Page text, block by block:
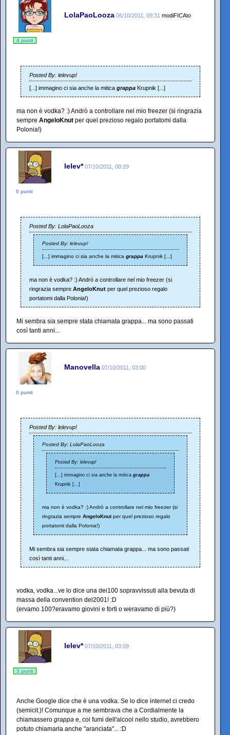
LolaPaoLooza 06/10/2011, 09:31 modiFICAto
4 punti
Posted By: lelevup!
[...] immagino ci sia anche la mitica grappa Krupnik [...]
ma non è vodka? :) Andrò a controllare nel mio freezer (si ringrazia
sempre AngeloKnut per quel prezioso regalo portatomi dalla
Polonia!)
lelev* 07/10/2011, 00:29
0 punti
Posted By: LolaPaoLooza
Posted By: lelevup!
[...] immagino ci sia anche la mitica grappa Krupnik [...]
ma non è vodka? :) Andrò a controllare nel mio freezer (si
ringrazia sempre AngeloKnut per quel prezioso regalo
portatomi dalla Polonia!)
Mi sembra sia sempre stata chiamata grappa... ma sono passati
così tanti anni...
Manovella 07/10/2011, 03:00
0 punti
Posted By: lelevup!
Posted By: LolaPaoLooza
Posted By: lelevup!
[...] immagino ci sia anche la mitica grappa
Krupnik [...]
ma non è vodka? :) Andrò a controllare nel mio freezer (si
ringrazia sempre AngeloKnutper quel prezioso regalo
portatomi dalla Polonia!)
Mi sembra sia sempre stata chiamata grappa... ma sono passati
così tanti anni...
vodka, vodka...ve lo dice una dei100 sopravvissuti alla bevuta di
massa della convention del2001! :D
(ervamo 100?eravamo giovini e forti o weravamo di più?)
lelev* 07/10/2011, 03:09
3 punti
Anche Google dice che è una vodka. Se lo dice internet ci credo
(semicit.)! Comunque a me sembrava che a Cordialmente la
chiamassero grappa e, coi fumi dell'alcool nello studio, avrebbero
potuto chiamarla anche "aranciata"... :D